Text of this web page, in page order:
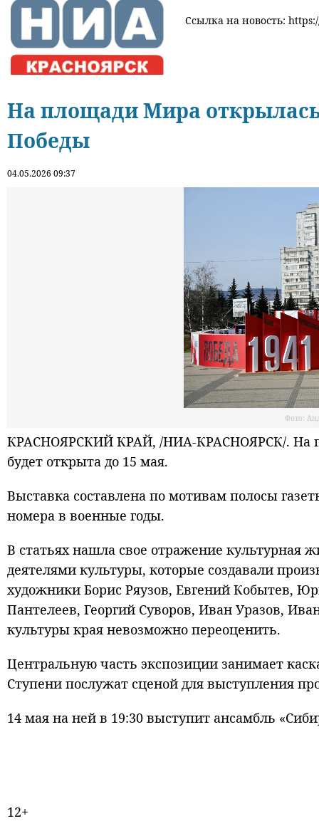
Ссылка на новость:
На площади Мира
Победы
04.05.2026 09:37
Фото:
КРАСНОЯРСКИЙ КРАЙ, /НИА-КРАСНОЯРСК/. На
будет открыта до 15 мая.
Выставка составлена по мотивам полосы
номера в военные годы.
В статьях нашла свое отражение культурная
деятелями культуры, которые создавали
художники Борис Ряузов, Евгений Кобытев,
Пантелеев, Георгий Суворов, Иван Уразов,
культуры края невозможно переоценить.
Центральную часть экспозиции занимает
Ступени послужат сценой для выступления
14 мая на ней в 19:30 выступит ансамбль
12+